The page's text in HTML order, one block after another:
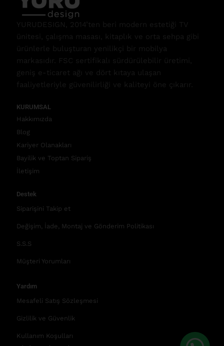
YURUDESIGN, 2014’ten beri modern estetiği TV
ünitesi, çalışma masası, kitaplık ve orta sehpa gibi
ürünlerle buluşturan yenilikçi bir mobilya
markasıdır. FSC sertifikalı sürdürülebilir üretimi,
geniş e-ticaret ağı ve dört kıtaya ulaşan
faaliyetleriyle güvenilirliği ve kaliteyi öne çıkarır.
KURUMSAL
Hakkımızda
Blog
Kariyer Olanakları
Bayilik ve Toptan Sipariş
İletişim
Destek
Siparişini Takip et
Değişim, İade, Montaj ve Gönderim Politikası
S.S.S
Müşteri Yorumları
Yardım
Mesafeli Satış Sözleşmesi
Gizlilik ve Güvenlik
Kullanım Koşulları